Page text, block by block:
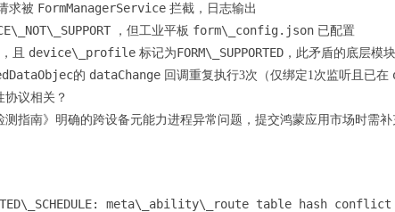
求被 FormManagerService 拦截，日志输出
，但工业平板 form\_config.json 已配置
，且 device\_profile 标记为FORM\_SUPPORTED ，此矛盾的底层模
的 dataChange 回调重复执行3次（仅绑定1次监听且已在
协议相关？
测指南》明确的跨设备元能力进程异常问题，提交鸿蒙应用市场时需
meta\_ability\_route table hash conflict